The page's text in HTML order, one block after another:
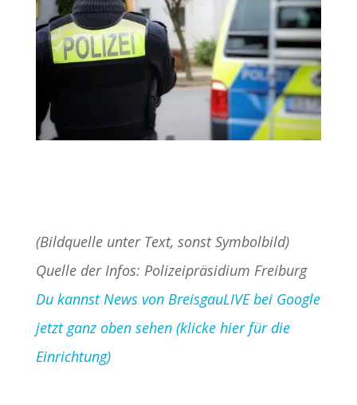
(Bildquelle unter Text, sonst Symbolbild)
Quelle der Infos: Polizeipräsidium Freiburg
Du kannst News von BreisgauLIVE bei Google
jetzt ganz oben sehen (klicke hier für die
Einrichtung)